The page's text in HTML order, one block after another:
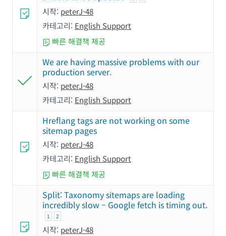
시작: peterJ-48
카테고리: English Support
빠른 해결책 제공
We are having massive problems with our
production server.
시작: peterJ-48
카테고리: English Support
Hreflang tags are not working on some
sitemap pages
시작: peterJ-48
카테고리: English Support
빠른 해결책 제공
Split: Taxonomy sitemaps are loading
incredibly slow – Google fetch is timing out.
1 2
시작: peterJ-48